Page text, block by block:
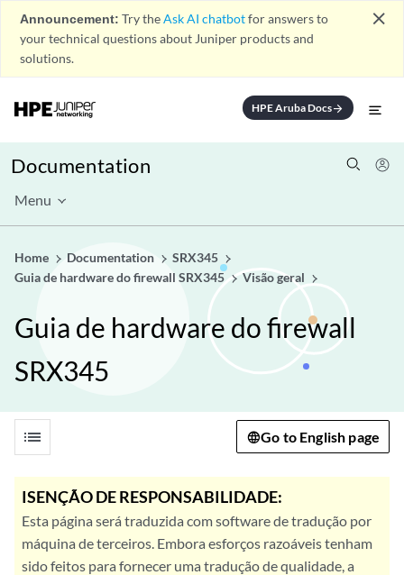
Announcement: Try theAsk AI chatbotfor answers to
your technical questions about Juniper products and
solutions.
close
HPE Aruba Docsarrow_forward
Documentation
Menu
Home Documentation
SRX345
Guia de hardware do firewall SRX345
Visão geral
Guia de hardware do firewall
SRX345
list Go to English page
ISENÇÃO DE RESPONSABILIDADE:
Esta página será traduzida com software de tradução por
máquina de terceiros. Embora esforços razoáveis tenham
sido feitos para fornecer uma tradução de qualidade, a